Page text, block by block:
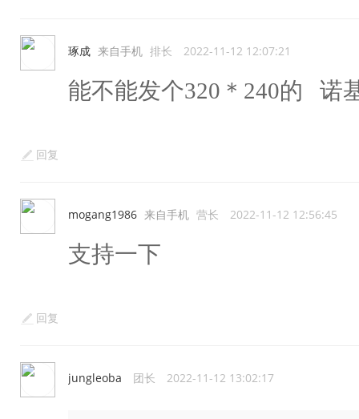
琢成 来自手机 排长 2022-11-12 12:07:21
能不能发个320＊240的 诺
回复
mogang1986 来自手机 营长 2022-11-12 12:56:45
支持一下
回复
jungleoba 团长 2022-11-12 13:02:17